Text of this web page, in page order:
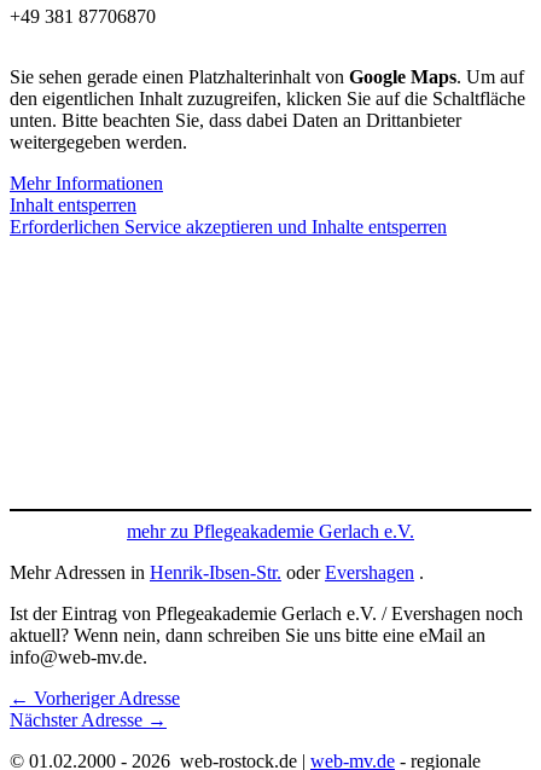
+49 381 87706870
Sie sehen gerade einen Platzhalterinhalt von Google Maps. Um auf
den eigentlichen Inhalt zuzugreifen, klicken Sie auf die Schaltfläche
unten. Bitte beachten Sie, dass dabei Daten an Drittanbieter
weitergegeben werden.
Mehr Informationen
Inhalt entsperren
Erforderlichen Service akzeptieren und Inhalte entsperren
mehr zu Pflegeakademie Gerlach e.V.
Mehr Adressen in Henrik-Ibsen-Str. oderEvershagen .
Ist der Eintrag von Pflegeakademie Gerlach e.V. / Evershagen noch
aktuell? Wenn nein, dann schreiben Sie uns bitte eine eMail an
info@web-mv.de.
← Vorheriger Adresse
Nächster Adresse →
© 01.02.2000 - 2026 web-rostock.de | web-mv.de - regionale